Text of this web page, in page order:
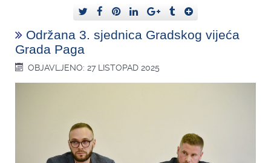
Održana 3. sjednica Gradskog vijeća
Grada Paga
OBJAVLJENO: 27 LISTOPAD 2025